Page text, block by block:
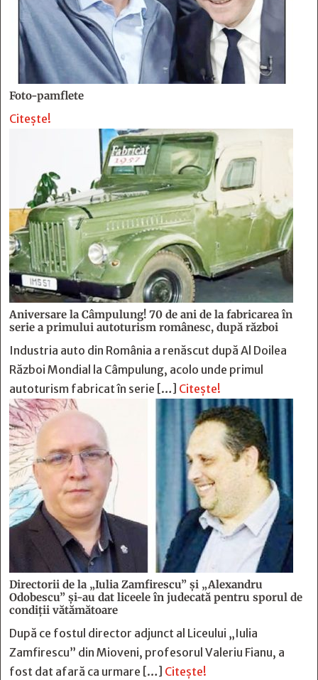
Foto-pamflete
Citește!
Aniversare la Câmpulung! 70 de ani de la fabricarea în
serie a primului autoturism românesc, după război
Industria auto din România a renăscut după Al Doilea
Război Mondial la Câmpulung, acolo unde primul
autoturism fabricat în serie […] Citește!
Directorii de la „Iulia Zamfirescu” și „Alexandru
Odobescu” și-au dat liceele în judecată pentru sporul de
condiții vătămătoare
După ce fostul director adjunct al Liceului „Iulia
Zamfirescu” din Mioveni, profesorul Valeriu Fianu, a
fost dat afară ca urmare […] Citește!